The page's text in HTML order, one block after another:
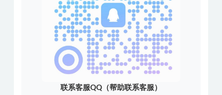
联系客服QQ（帮助联系客服）